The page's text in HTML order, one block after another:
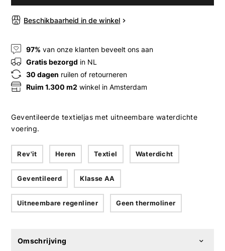
Beschikbaarheid in de winkel
97% van onze klanten beveelt ons aan
Gratis bezorgd in NL
30 dagen ruilen of retourneren
Ruim 1.300 m2 winkel in Amsterdam
Geventileerde textieljas met uitneembare waterdichte
voering.
Rev'it Heren Textiel Waterdicht
Geventileerd Klasse AA
Uitneembare regenliner Geen thermoliner
Omschrijving